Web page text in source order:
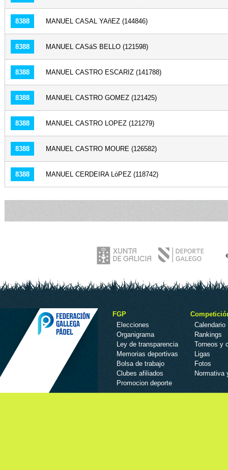
8388 MANUEL CASAL YAñEZ (144846)
8388 MANUEL CASáS BELLO (121598)
8388 MANUEL CASTRO ESCARIZ (141788)
8388 MANUEL CASTRO GOMEZ (121425)
8388 MANUEL CASTRO LOPEZ (121279)
8388 MANUEL CASTRO MOURE (126582)
8388 MANUEL CERDEIRA LóPEZ (118742)
FGP
Elecciones
Organigrama
Ley de transparencia
Memorias deportivas
Bolsa de trabajo
Clubes afiliados
Promocion deporte
Calendario
Rankings
Torneos y
Ligas
Fotos
Normativa